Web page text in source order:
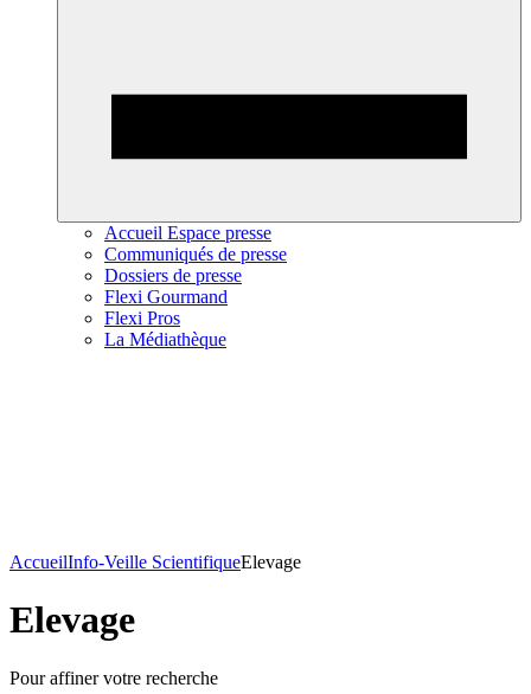
Accueil Espace presse
Communiqués de presse
Dossiers de presse
Flexi Gourmand
Flexi Pros
La Médiathèque
AccueilInfo-Veille ScientifiqueElevage
Elevage
Pour affiner votre recherche